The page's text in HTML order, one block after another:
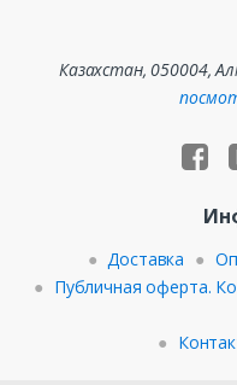
Казахстан, 050004,
Доставка
Публичная оферта.